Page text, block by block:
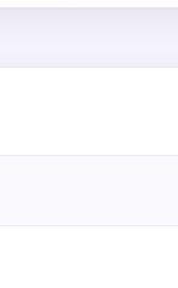
MapLibre|OpenFreeMap ©